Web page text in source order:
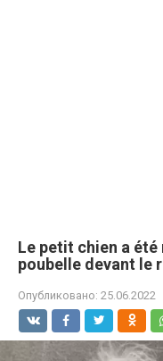
Le petit chien a
poubelle devant le
Опубликовано: 25.06.2022